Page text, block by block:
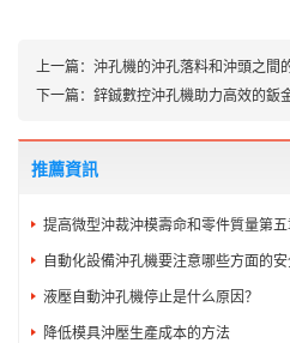
上一篇： 沖孔機的沖孔落料和沖頭之間
下一篇： 鋅鋮數控沖孔機助力高效的鈑
推薦資訊
提高微型沖裁沖模壽命和零件質量第五章：各種參數對
自動化設備沖孔機要注意哪些方面的
液壓自動沖孔機停止是什么原因？
降低模具沖壓生產成本的方法